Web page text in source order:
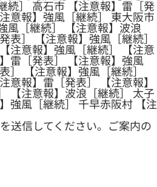
続］ 高石市 【注意報】雷［発
意報】強風［継続］ 東大阪市
風［継続］ 【注意報】波浪
表］ 【注意報】強風［継続］
注意報】強風［継続］ 【注意
雷［発表］ 【注意報】強風
］ 【注意報】強風［継続］
意報】雷［発表］ 【注意報】
【注意報】波浪［継続］ 太子
強風［継続］ 千早赤阪村 【注
送信してください。ご案内の